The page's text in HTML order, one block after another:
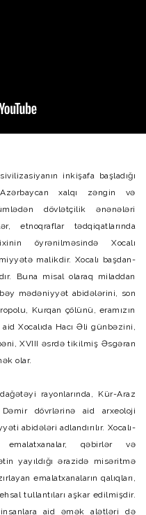
inkişafa başladığı
xalqı zəngin və
dövlətçilik ənənələri
etnoqraflar tədqiqatlarında
öyrənilməsində Xocalı
malikdir. Xocalı başdan-
Buna misal olaraq miladdan
mədəniyyət abidələrini, son
Kurqan çölünü, eramızın
Xocalıda Hacı Əli günbəzini,
XVIII əsrdə tikilmiş Əsgəran
olar.
rayonlarında, Kür-Araz
dövrlərinə aid arxeoloji
abidələri adlandırılır. Xocalı-
qəbirlər və
yayıldığı ərazidə misəritmə
emalatxanaların qalıqları,
tullantıları aşkar edilmişdir.
aid əmək alətləri də